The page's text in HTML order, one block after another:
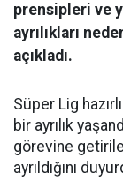
prensipleri ve
ayrılıkları
açıkladı.
Süper Lig
bir ayrılık
görevine
ayrıldığını